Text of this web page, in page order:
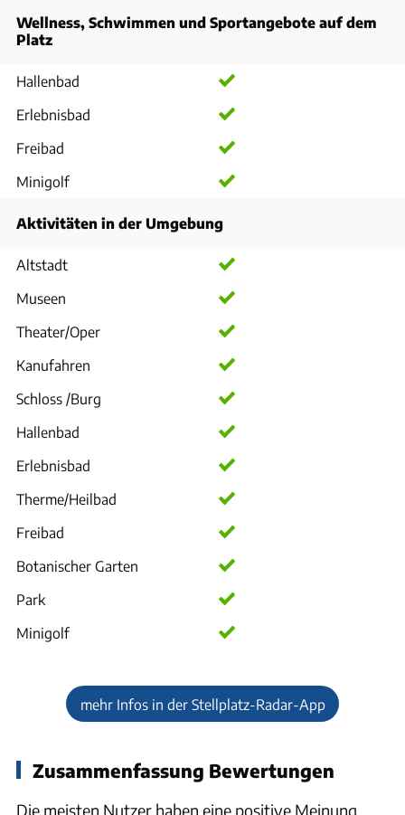
Wellness, Schwimmen und Sportangebote auf dem
Platz
Hallenbad
Erlebnisbad
Freibad
Minigolf
Aktivitäten in der Umgebung
Altstadt
Museen
Theater/Oper
Kanufahren
Schloss /Burg
Hallenbad
Erlebnisbad
Therme/Heilbad
Freibad
Botanischer Garten
Park
Minigolf
mehr Infos in der Stellplatz-Radar-App
Zusammenfassung Bewertungen
Die meisten Nutzer haben eine positive Meinung